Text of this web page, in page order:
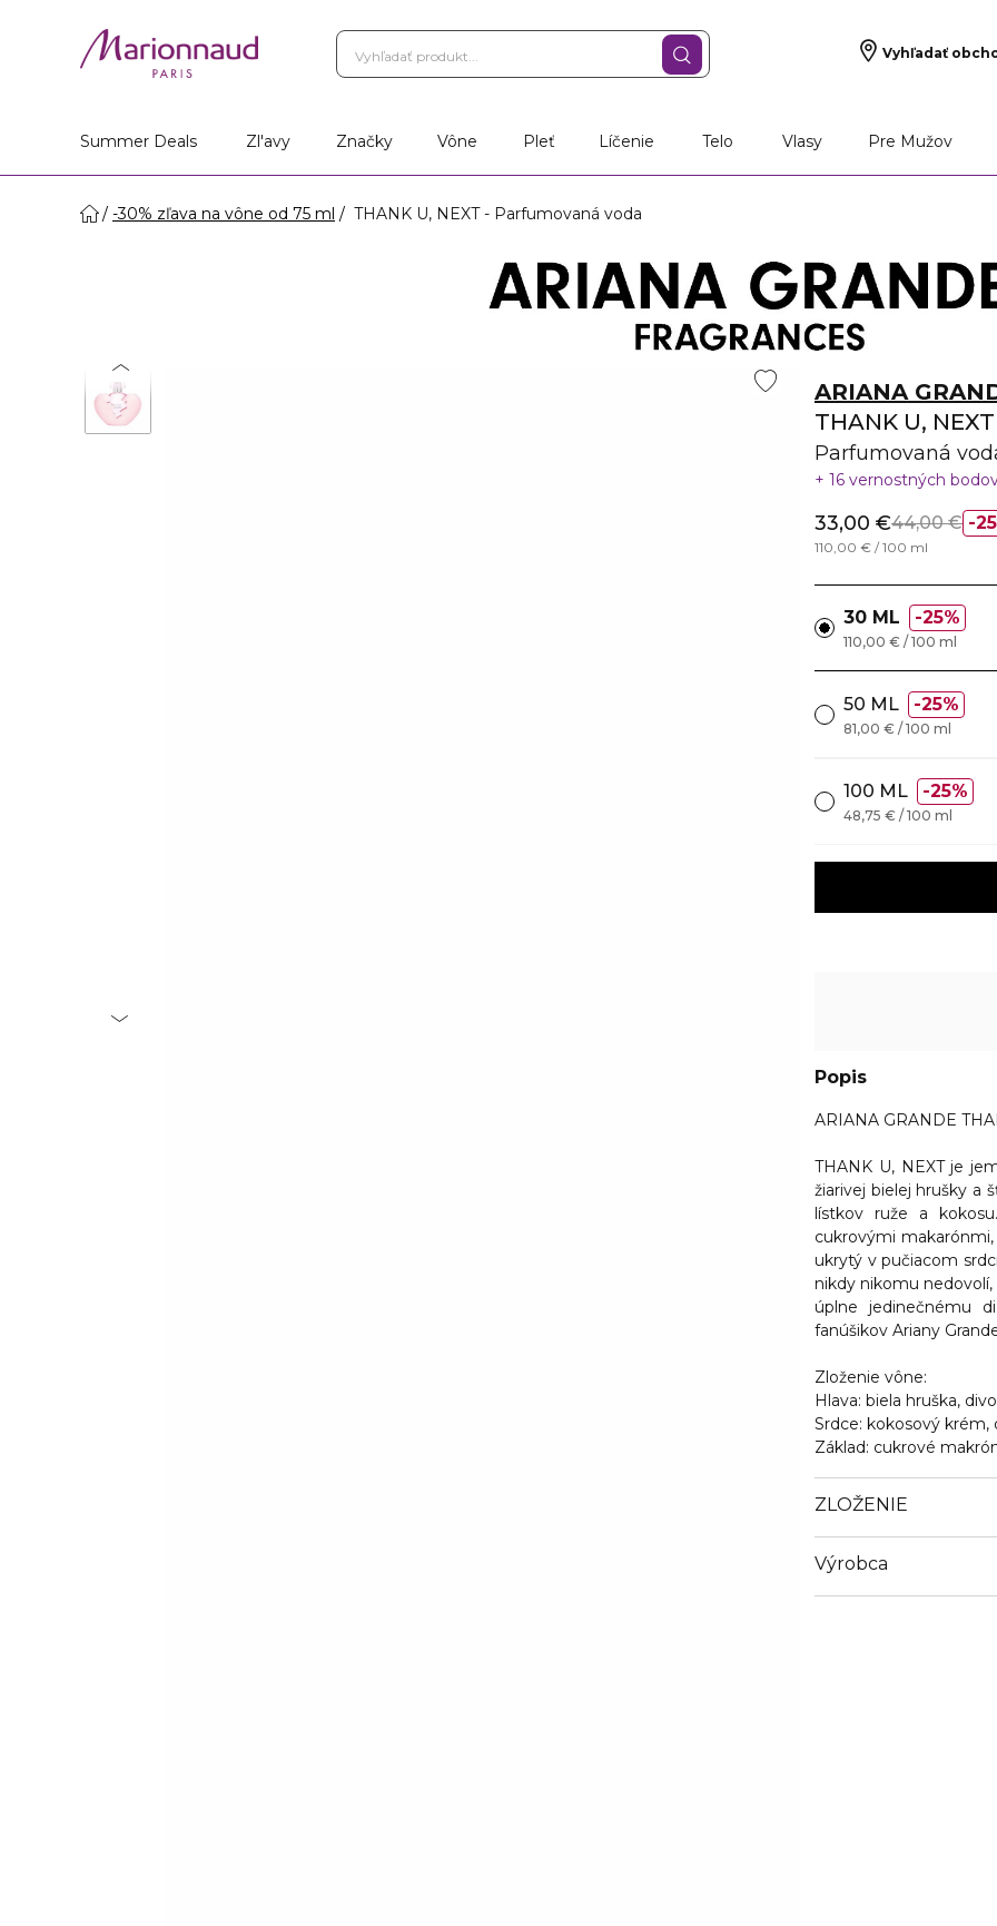
Vyhľadať
Summer Deals Zl'avy Značky Vône Pleť Líčenie Telo Vlasy Pre Mužov
-30% zľava na vône od 75 ml THANK U, NEXT - Parfumovaná voda
ARIANA
THANK U, NEXT
Parfumovaná
16 vernostných
33,00 €44,00 €
110,00 € / 100 ml
30 ML 25%
110,00 € / 100 ml
50 ML 25%
81,00 € / 100 ml
100 ML 25%
48,75 € / 100 ml
Popis
ARIANA GRANDE
THANK U, NEXT je
žiarivej bielej hrušky a
lístkov ruže a
cukrovými
ukrytý v pučiacom
nikdy nikomu
úplne jedinečnému
fanúšikov Ariany
Zloženie vône:
Hlava: biela hruška,
Srdce: kokosový krém,
Základ: cukrové
ZLOŽENIE
Výrobca